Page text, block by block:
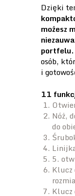
Dzięki
możesz
portfelu.
osób,
i
11
Nóż,
do
5.
Klucz
Klucz